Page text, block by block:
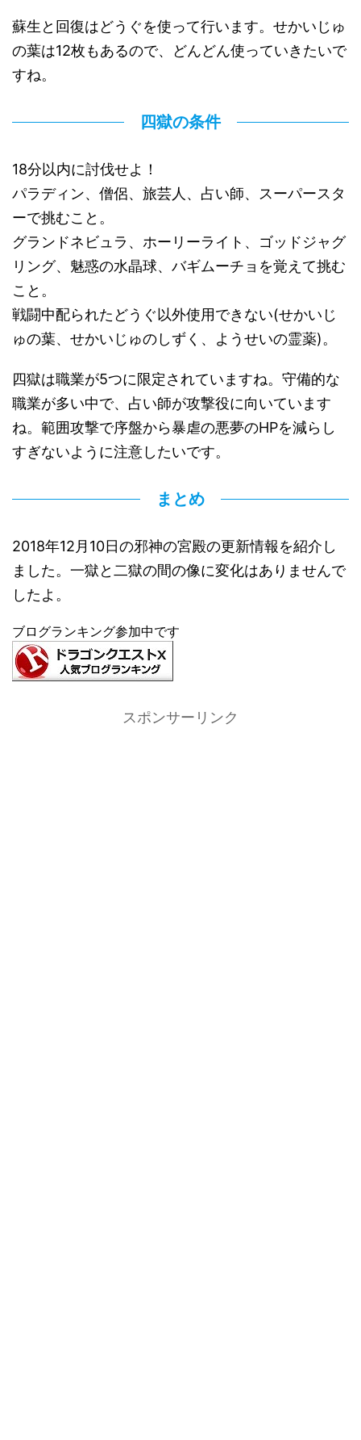
蘇生と回復はどうぐを使って行います。せかいじゅ
の葉は12枚もあるので、どんどん使っていきたいで
すね。
四獄の条件
18分以内に討伐せよ！
パラディン、僧侶、旅芸人、占い師、スーパースタ
ーで挑むこと。
グランドネビュラ、ホーリーライト、ゴッドジャグ
リング、魅惑の水晶球、バギムーチョを覚えて挑む
こと。
戦闘中配られたどうぐ以外使用できない(せかいじ
ゅの葉、せかいじゅのしずく、ようせいの霊薬)。
四獄は職業が5つに限定されていますね。守備的な
職業が多い中で、占い師が攻撃役に向いています
ね。範囲攻撃で序盤から暴虐の悪夢のHPを減らし
すぎないように注意したいです。
まとめ
2018年12月10日の邪神の宮殿の更新情報を紹介し
ました。一獄と二獄の間の像に変化はありませんで
したよ。
ブログランキング参加中です
スポンサーリンク